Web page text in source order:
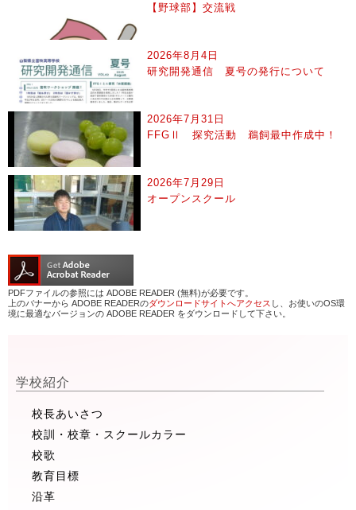
【野球部】交流戦
2026年8月4日
研究開発通信 夏号の発行について
2026年7月31日
FFGⅡ 探究活動 鵜飼最中作成中！
2026年7月29日
オープンスクール
PDFファイルの参照には ADOBE READER (無料)が必要です。
上のバナーから ADOBE READERのダウンロードサイトへアクセス し、お使いのOS環
境に最適なバージョンの ADOBE READER をダウンロードして下さい。
学校紹介
校長あいさつ
校訓・校章・スクールカラー
校歌
教育目標
沿革